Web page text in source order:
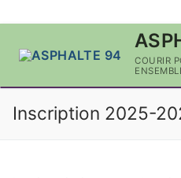
COURIR
Inscription 2025-